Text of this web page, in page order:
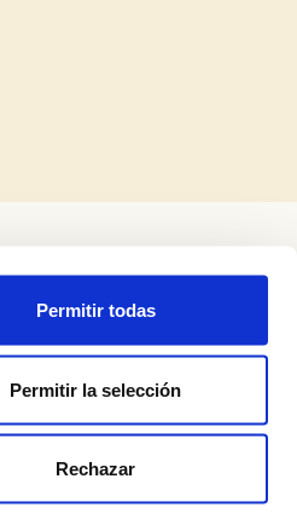
Permitir todas
Permitir la selección
Rechazar